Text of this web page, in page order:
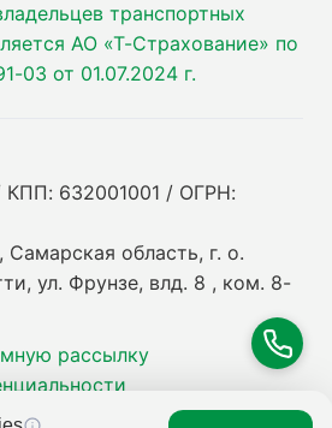
транспортных
АО «Т-Страхование» по
03 от 01.07.2024 г.
632001001 / ОГРН:
область, г. о.
ул. Фрунзе, влд. 8 , ком. 8-
рассылку